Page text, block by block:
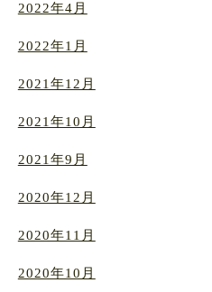
2022年4月
2022年1月
2021年12月
2021年10月
2021年9月
2020年12月
2020年11月
2020年10月